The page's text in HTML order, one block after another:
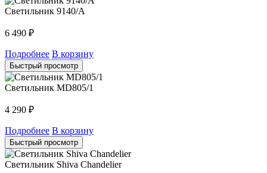
Светильник 9140/A
6 490 ₽
Подробнее В корзину
Быстрый просмотр
Светильник MD805/1
4 290 ₽
Подробнее В корзину
Быстрый просмотр
Светильник Shiva Chandelier